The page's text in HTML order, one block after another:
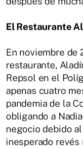
El Restaurante
En noviembre de
restaurante,
Repsol en el
apenas cuatro
pandemia de la
obligando a
negocio debido
inesperado